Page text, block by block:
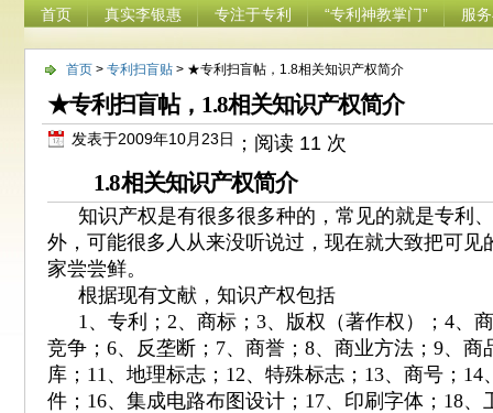
首页 真实李银惠 专注于专利 “专利神教掌门” 服
首页 > 专利扫盲贴 > ★专利扫盲帖，1.8相关知识产权简介
★专利扫盲帖，1.8相关知识产权简介
发表于2009年10月23日 ；阅读 11 次
1.8相关知识产权简介
知识产权是有很多很多种的，常见的就是专利
外，可能很多人从来没听说过，现在就大致把可见
家尝尝鲜。
根据现有文献，知识产权包括
1、专利； 2、商标； 3、版权（著作权）； 4、
竞争； 6、反垄断； 7、商誉； 8、商业方法； 9、商
库； 11、地理标志； 12、特殊标志； 13、商号； 14
件； 16、集成电路布图设计； 17、印刷字体； 18、